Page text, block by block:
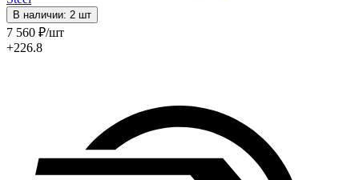
В наличии: 2 шт
7 560 ₽/шт
+226.8